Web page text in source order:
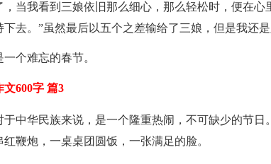
，当我看到三娘依旧那么细心，那么轻松时，便在心
下去。”虽然最后以五个之差输给了三娘，但是我还是
一个难忘的春节。
600字 篇3
于中华民族来说，是一个隆重热闹，不可缺少的节
鞭炮，一桌桌团圆饭，一张满足的脸。